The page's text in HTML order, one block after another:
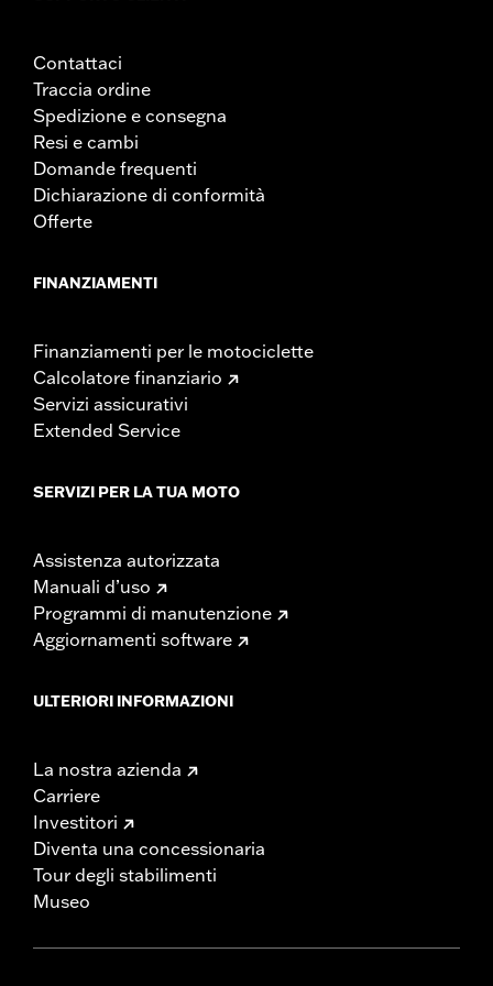
Contattaci
Traccia ordine
Spedizione e consegna
Resi e cambi
Domande frequenti
Dichiarazione di conformità
Offerte
FINANZIAMENTI
Finanziamenti per le motociclette
Calcolatore finanziario
Servizi assicurativi
Extended Service
SERVIZI PER LA TUA MOTO
Assistenza autorizzata
Manuali d’uso
Programmi di manutenzione
Aggiornamenti software
ULTERIORI INFORMAZIONI
La nostra azienda
Carriere
Investitori
Diventa una concessionaria
Tour degli stabilimenti
Museo